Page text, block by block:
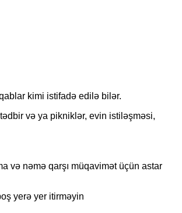
kimi istifadə edilə bilər.
və ya pikniklər, evin istiləşməsi,
və nəmə qarşı müqavimət üçün astar
yerə yer itirməyin